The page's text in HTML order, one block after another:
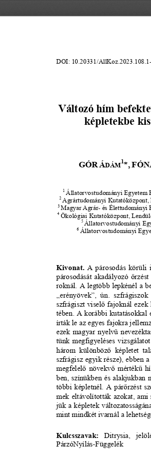
DOI: 10.20331/AllKoz. 2023.108.1-
Változó hím
képletekbe
GÓR ÁDÁM1*
1 Állatorvostudományi Egyetem
2 Agrártudományi
3 Magyar Agrár- és
4 Ökológiai Kutatóközpont,
5 Állatorvostudományi
6 Állatorvostudományi
Kivonat. A párosodás körüli
párosodását akadályozó
roknál. A legtöbb lepkénél a
„erényövek”, ún.
szfrágiszt viselő fajoknál ezek
tében. A korábbi kutatásokkal
írták le az egyes fajokra
ezek magyar nyelvű
tünk megfigyeléses
három  különböző  képletet
szfrágisz egyik része), ebben
megfelelő növekvő mértékű
ben, színükben és alakjukban
többi képletnél. A párőrzést
mek eltávolították azokat, ami
jük a képletek
mint mindkét ivarnál a
Kulcsszavak: Ditrysia,
PárzóNyílás-Függelék